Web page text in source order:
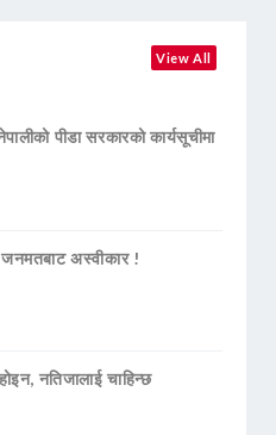
View All
पीडा सरकारको कार्यसूचीमा
अस्वीकार !
नतिजालाई चाहिन्छ